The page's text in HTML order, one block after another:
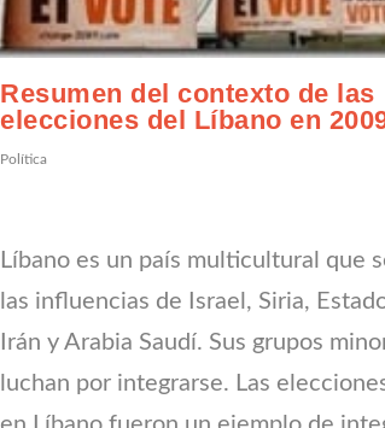
Resumen del contexto de las
elecciones del Líbano en
Política
Líbano es un país multicultural que
las influencias de Israel, Siria,
Irán y Arabia Saudí. Sus grupos
luchan por integrarse. Las